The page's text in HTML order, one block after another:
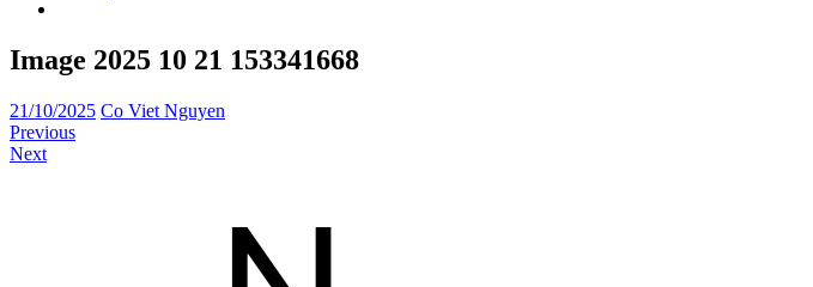
Image 2025 10 21 153341668
21/10/2025 Co Viet Nguyen
Previous
Next